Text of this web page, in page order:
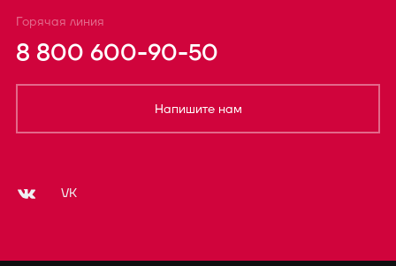
Горячая линия
8 800 600-90-50
Напишите нам
VK